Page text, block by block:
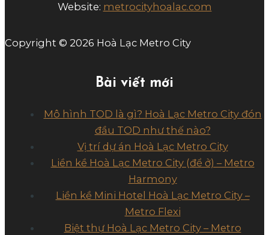
Website: metrocityhoalac.com
Copyright © 2026 Hoà Lạc Metro City
Bài viết mới
Mô hình TOD là gì? Hoà Lạc Metro City đón
đầu TOD như thế nào?
Vị trí dự án Hoà Lạc Metro City
Liền kề Hoà Lạc Metro City (để ở) – Metro
Harmony
Liền kề Mini Hotel Hoà Lạc Metro City –
Metro Flexi
Biệt thự Hoà Lạc Metro City – Metro